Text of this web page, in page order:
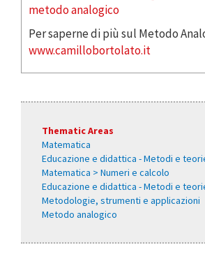
metodo analogico
Per saperne di più sul Metodo
www.camillobortolato.it
Thematic Areas
Matematica
Educazione e didattica - Metodi e
Matematica > Numeri e calcolo
Educazione e didattica - Metodi e
Metodologie, strumenti e applicazioni
Metodo analogico